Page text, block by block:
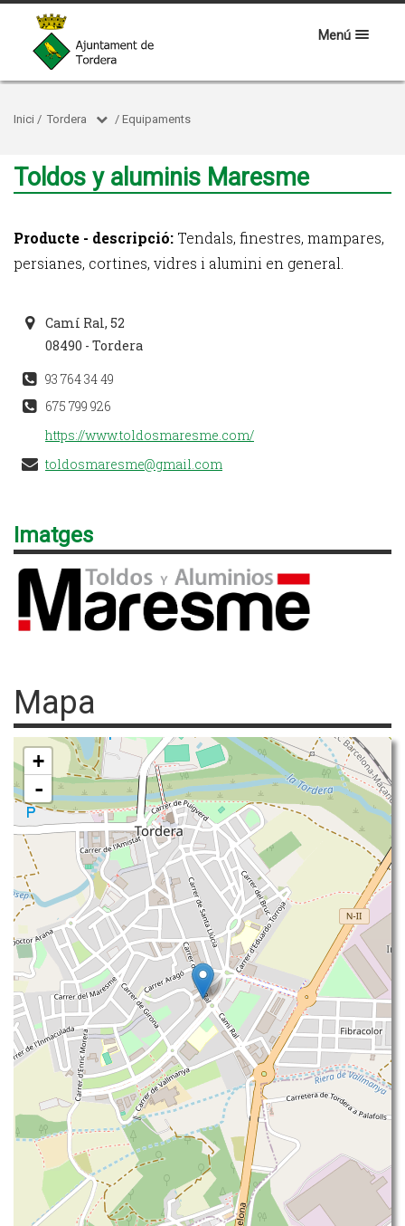
Menú
Inici / Tordera / Equipaments
Toldos y aluminis Maresme
Producte - descripció: Tendals, finestres, mampares,
persianes, cortines, vidres i alumini en general.
Camí Ral, 52
08490 - Tordera
93 764 34 49
675 799 926
https://www.toldosmaresme.com/
toldosmaresme@gmail.com
Imatges
Mapa
+
-